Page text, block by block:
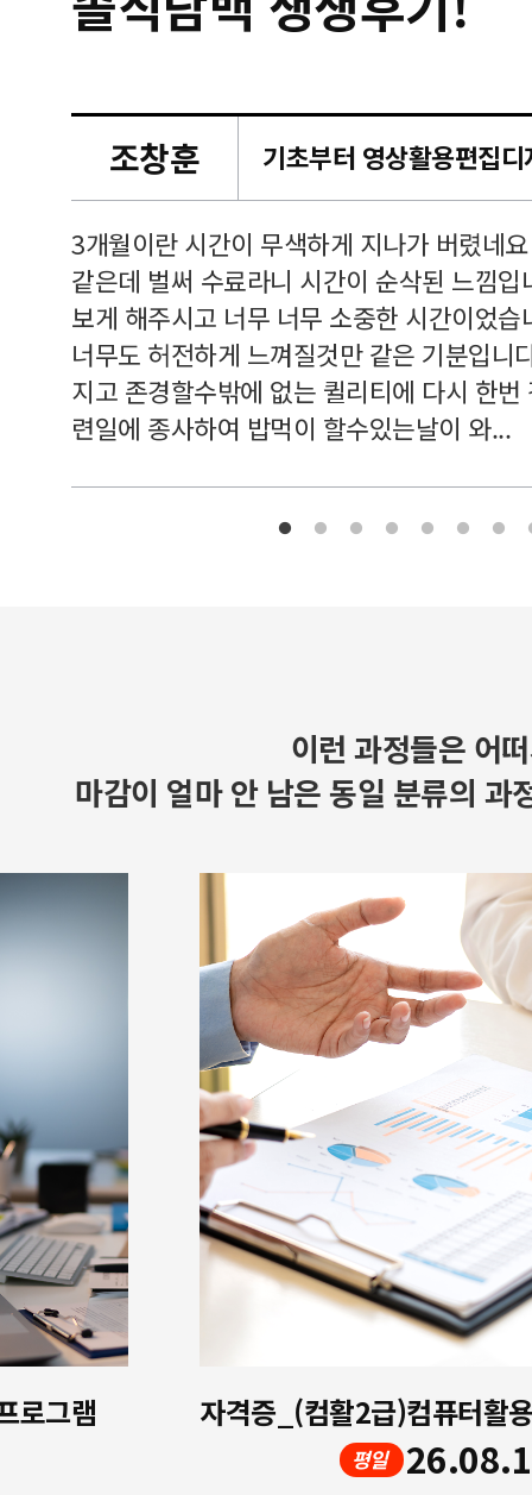
조창훈
3개월이란 시간이 무색하게 지나가 버렸네
같은데 벌써 수료라니 시간이 순삭된 느낌
보게 해주시고 너무 너무 소중한 시간이었
너무도 허전하게 느껴질것만 같은 기분입니
지고 존경할수밖에 없는 퀼리티에 다시 한
련일에 종사하여 밥먹이 할수있는날이 와...
이런 과정들은 어
마감이 얼마 안 남은 동일 분류의 과
로그램
평일